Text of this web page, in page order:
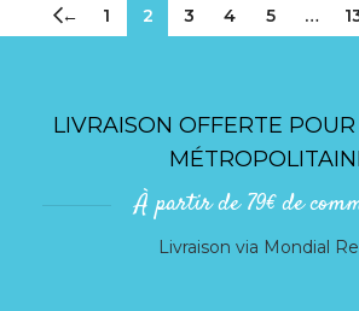
← 1 2 3 4 5 …
LIVRAISON OFFERTE
À partir de 79€ de
Livraison via Mondial